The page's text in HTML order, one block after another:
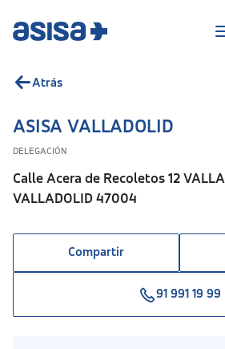
Atrás
ASISA VALLADOLID
DELEGACIÓN
Calle Acera de Recoletos 12
VALLADOLID 47004
Compartir
91 991 19 99